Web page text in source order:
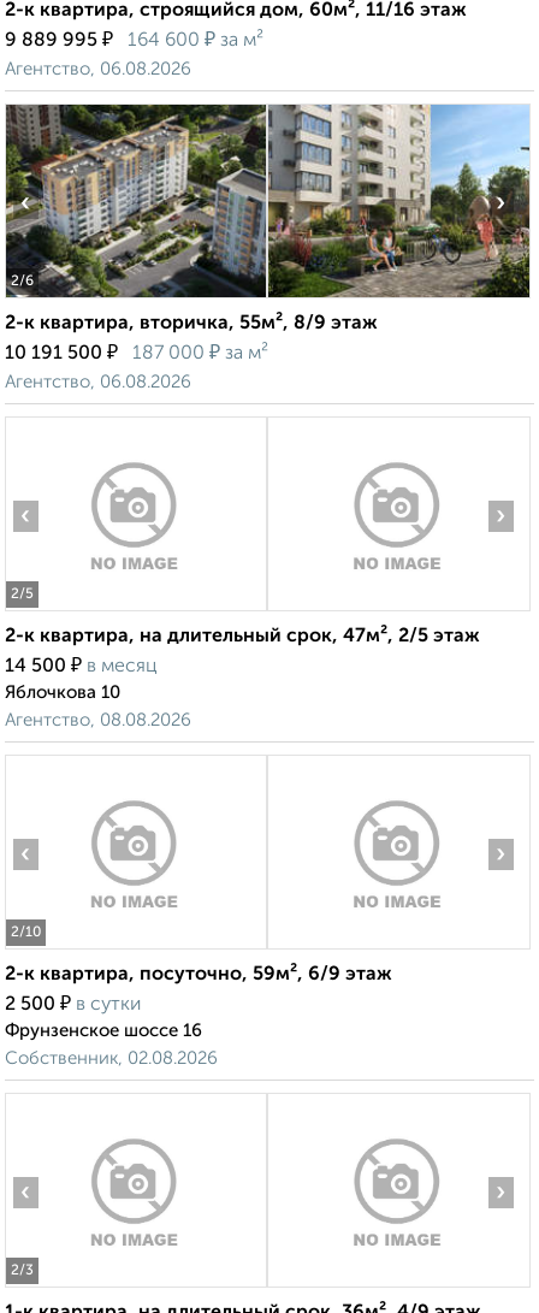
2-к квартира, строящийся дом, 60м², 11/16 этаж
9 889 995 ₽ 164 600 ₽ за м²
Агентство, 06.08.2026
2/6
‹ ›
2-к квартира, вторичка, 55м², 8/9 этаж
10 191 500 ₽ 187 000 ₽ за м²
Агентство, 06.08.2026
2/5
‹ ›
2-к квартира, на длительный срок, 47м², 2/5 этаж
14 500 ₽ в месяц
Яблочкова 10
Агентство, 08.08.2026
2/10
‹ ›
2-к квартира, посуточно, 59м², 6/9 этаж
2 500 ₽ в сутки
Фрунзенское шоссе 16
Собственник, 02.08.2026
2/3
‹ ›